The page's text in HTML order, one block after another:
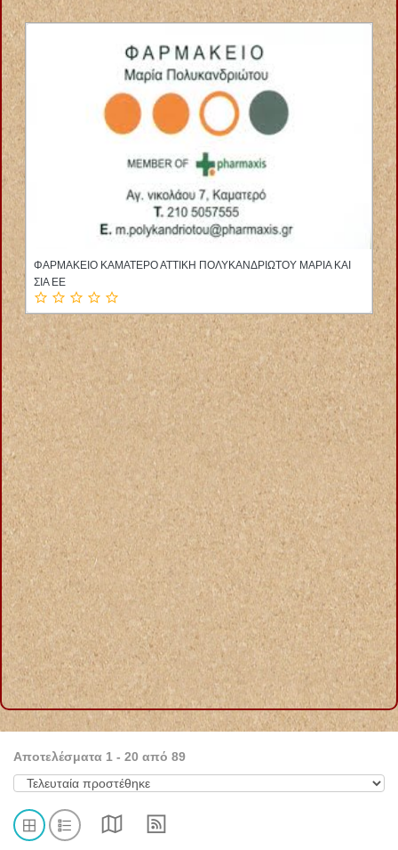
ΕΙΔΙΚΗ ΠΑΘΟΛΟΓΟΣ ΠΑΘΟΛΟΓΙΚΟ ΙΑΤΡΕΙΟ ΠΑΓΚΡΑΤΙ ΑΤΤΙΚΗ
ΔΑΛΑΚΛΙΔΟΥ ΒΑΣΙΛΙΚΗ
Αποτελέσματα 1 - 20 από 89